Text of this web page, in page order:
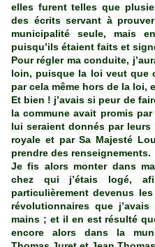
elles furent telles que
des écrits servant à
municipalité seule, mais
puisqu’ils étaient faits et
Pour régler ma conduite,
loin, puisque la loi veut que
par cela même hors de la loi,
Et bien ! j’avais si peur de
la commune avait promis
lui seraient donnés par leurs
royale et par Sa Majesté
prendre des renseignements.
Je fis alors monter dans
chez qui j’étais logé,
particulièrement devenus
révolutionnaires que
mains ; et il en est résulté
encore alors dans la